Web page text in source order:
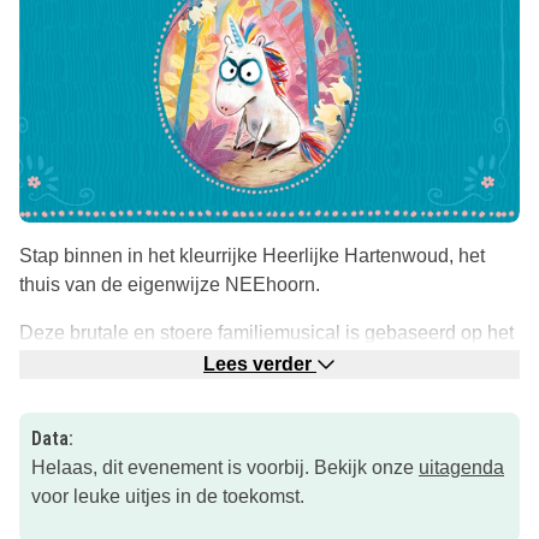
Stap binnen in het kleurrijke Heerlijke Hartenwoud, het
thuis van de eigenwijze NEEhoorn.
Deze brutale en stoere familiemusical is gebaseerd op het
populaire kinderboek ‘De NEEhoorn’, bewerkt door
der Linden.
Iedereen voelt zich weleens niet op zijn plek, maar als je je
zelfs in het paradijs niet thuis voelt, waar moet je dan nog
Lees verder
Data:
Helaas, dit evenement is voorbij. Bekijk onze uitagenda
voor leuke uitjes in de toekomst.